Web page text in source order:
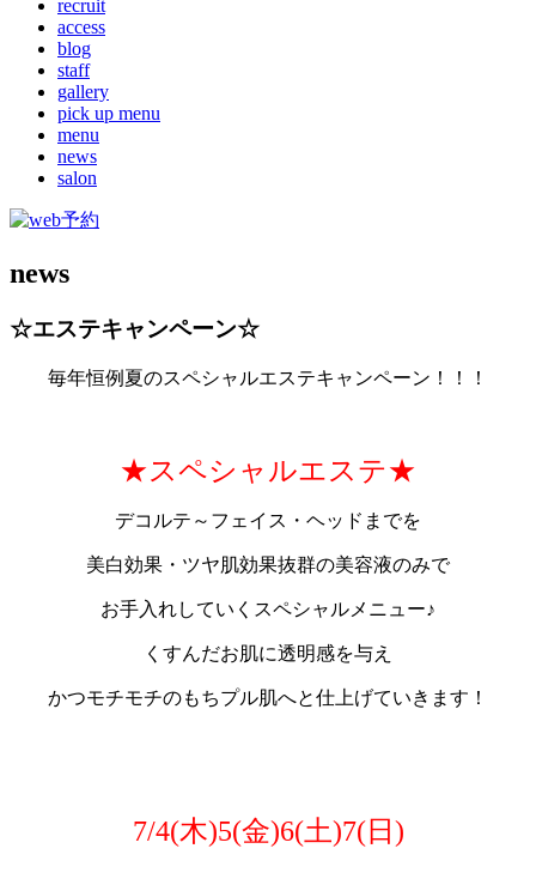
recruit
access
blog
staff
gallery
pick up menu
menu
news
salon
news
☆エステキャンペーン☆
毎年恒例夏のスペシャルエステキャンペーン！！！
★スペシャルエステ★
デコルテ～フェイス・ヘッドまでを
美白効果・ツヤ肌効果抜群の美容液のみで
お手入れしていくスペシャルメニュー♪
くすんだお肌に透明感を与え
かつモチモチのもちプル肌へと仕上げていきます！
7/4(木)5(金)6(土)7(日)